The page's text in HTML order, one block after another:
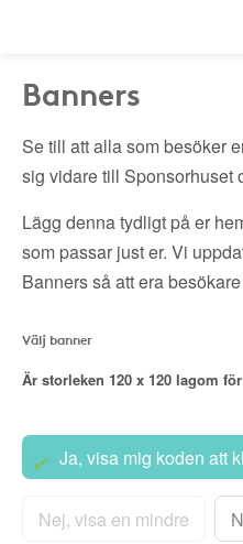
Banners
Se till att alla som besöker
sig vidare till Sponsorhuset
Lägg denna tydligt på er
som passar just er. Vi
Banners så att era
Välj banner
Är storleken 120 x 120 lagom
Ja, visa mig koden att
Nej, visa en mindre